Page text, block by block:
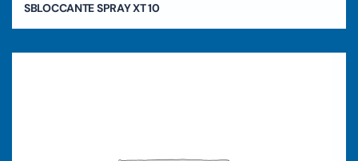
SBLOCCANTE SPRAY XT 10